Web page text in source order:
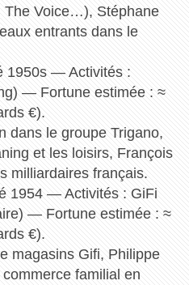
The Voice…), Stéphane
entrants dans le
1950s — Activités :
— Fortune estimée : ≈
€).
dans le groupe Trigano,
et les loisirs, François
milliardaires français.
1954 — Activités : GiFi
— Fortune estimée : ≈
€).
magasins Gifi, Philippe
familial en